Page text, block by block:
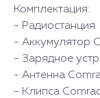
Комплектация:
- Радиостанция
- Аккумулятор
- Зарядное
- Антенна
- Клипса